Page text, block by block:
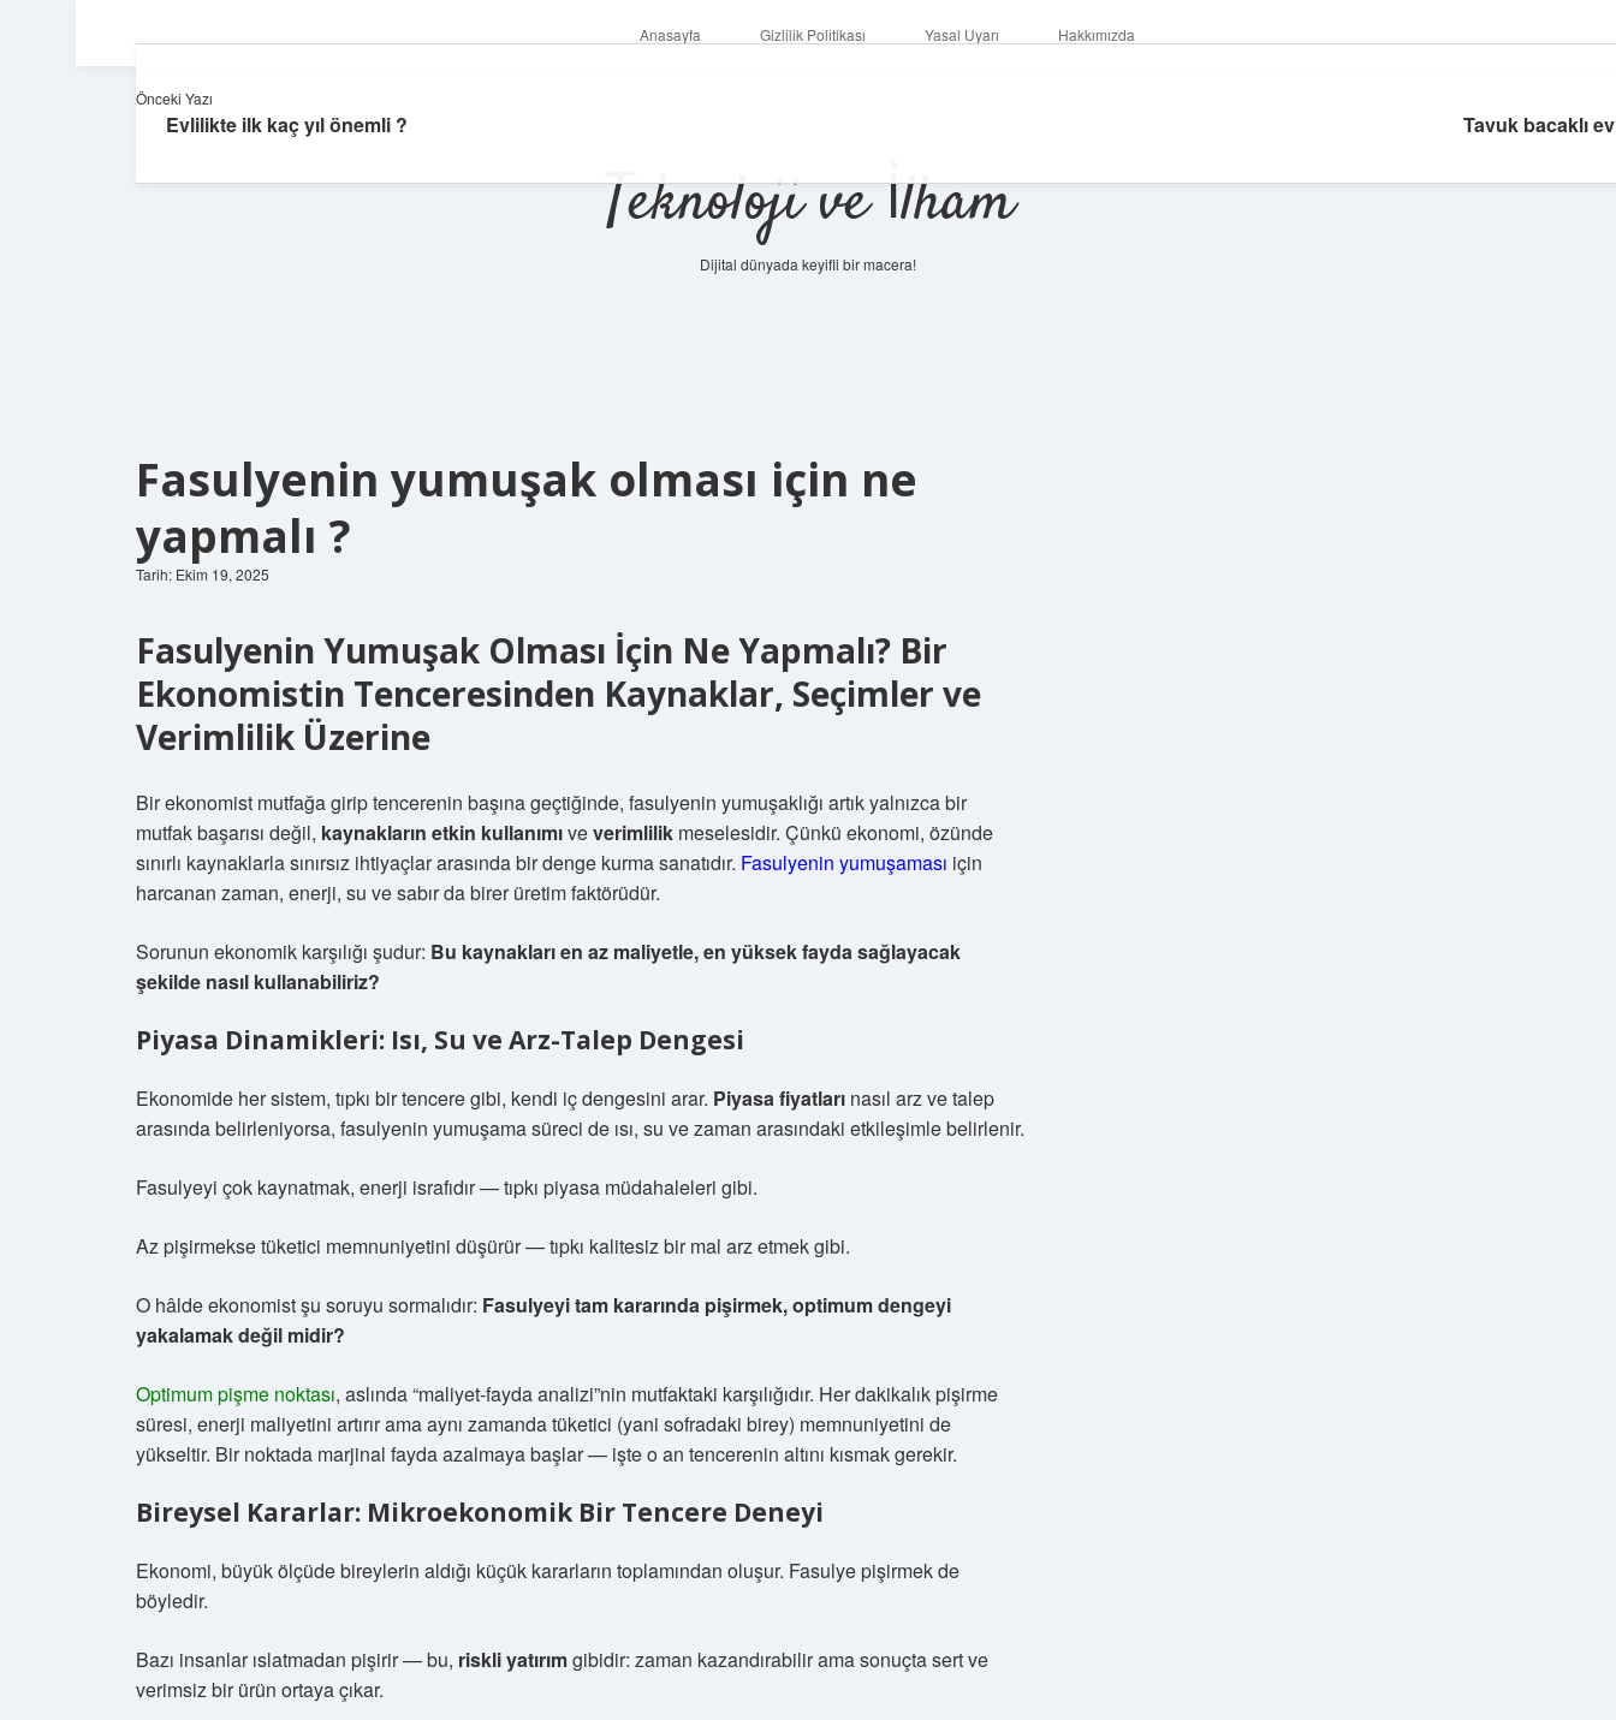
Anasayfa Gizlilik Politikası Yasal Uyarı Hakkımızda
Teknoloji ve İlham
Dijital dünyada keyifli bir macera!
Fasulyenin yumuşak olması için ne
yapmalı ?
Tarih: Ekim 19, 2025
Fasulyenin Yumuşak Olması İçin Ne Yapmalı? Bir
Ekonomistin Tenceresinden Kaynaklar, Seçimler ve
Verimlilik Üzerine
Bir ekonomist mutfağa girip tencerenin başına geçtiğinde, fasulyenin yumuşaklığı artık yalnızca bir
mutfak başarısı değil, kaynakların etkin kullanımıveverimlilik meselesidir. Çünkü ekonomi, özünde
sınırlı kaynaklarla sınırsız ihtiyaçlar arasında bir denge kurma sanatıdır. Fasulyenin yumuşaması için
harcanan zaman, enerji, su ve sabır da birer üretim faktörüdür.
Sorunun ekonomik karşılığı şudur: Bu kaynakları en az maliyetle, en yüksek fayda sağlayacak
şekilde nasıl kullanabiliriz?
Piyasa Dinamikleri: Isı, Su ve Arz-Talep Dengesi
Ekonomide her sistem, tıpkı bir tencere gibi, kendi iç dengesini arar. Piyasa fiyatları nasıl arz ve talep
arasında belirleniyorsa, fasulyenin yumuşama süreci de ısı, su ve zaman arasındaki etkileşimle belirlenir.
Fasulyeyi çok kaynatmak, enerji israfıdır — tıpkı piyasa müdahaleleri gibi.
Az pişirmekse tüketici memnuniyetini düşürür — tıpkı kalitesiz bir mal arz etmek gibi.
O hâlde ekonomist şu soruyu sormalıdır: Fasulyeyi tam kararında pişirmek, optimum dengeyi
yakalamak değil midir?
Optimum pişme noktası, aslında “maliyet-fayda analizi”nin mutfaktaki karşılığıdır. Her dakikalık pişirme
süresi, enerji maliyetini artırır ama aynı zamanda tüketici (yani sofradaki birey) memnuniyetini de
yükseltir. Bir noktada marjinal fayda azalmaya başlar — işte o an tencerenin altını kısmak gerekir.
Bireysel Kararlar: Mikroekonomik Bir Tencere Deneyi
Ekonomi, büyük ölçüde bireylerin aldığı küçük kararların toplamından oluşur. Fasulye pişirmek de
böyledir.
Bazı insanlar ıslatmadan pişirir — bu, riskli yatırımgibidir: zaman kazandırabilir ama sonuçta sert ve
verimsiz bir ürün ortaya çıkar.
Önceki Yazı
Evlilikte ilk kaç yıl önemli ? Tavuk bacaklı